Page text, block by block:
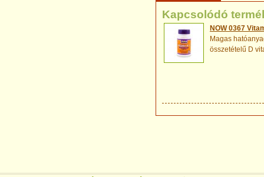
Kapcsolódó
NOW 0367
Magas
összetételű D